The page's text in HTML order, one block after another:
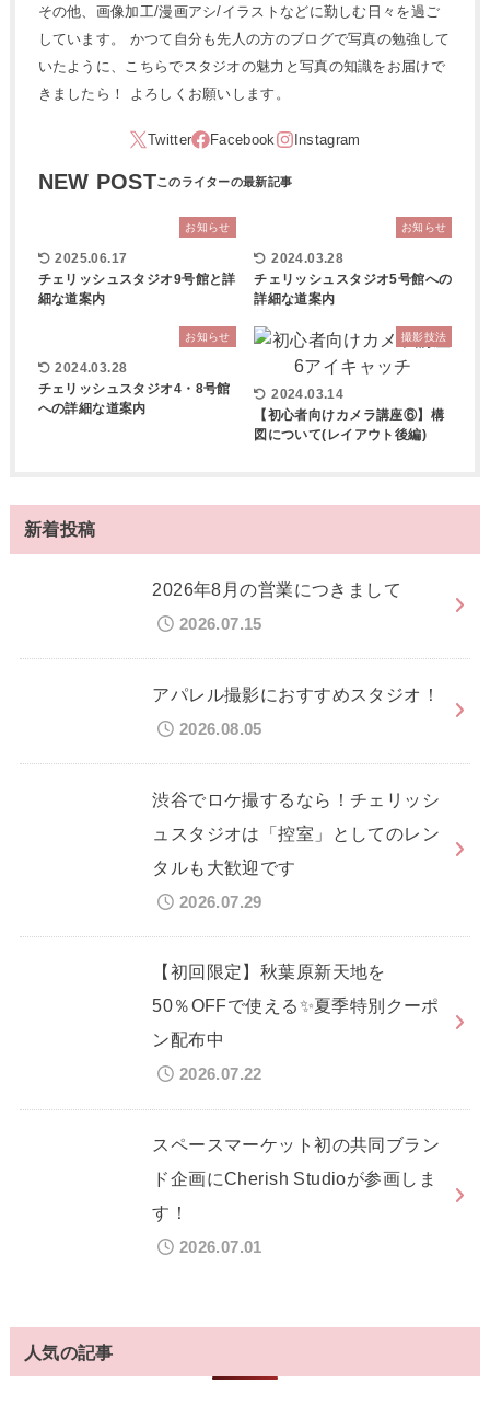
その他、画像加工/漫画アシ/イラストなどに勤しむ日々を過ご
しています。 かつて自分も先人の方のブログで写真の勉強して
いたように、こちらでスタジオの魅力と写真の知識をお届けで
きましたら！ よろしくお願いします。
NEW POST
お知らせ
2025.06.17
チェリッシュスタジオ9号館と詳
細な道案内
お知らせ
2024.03.28
チェリッシュスタジオ5号館への
詳細な道案内
お知らせ
2024.03.28
チェリッシュスタジオ4・8号館
への詳細な道案内
撮影技法
2024.03.14
【初心者向けカメラ講座⑥】構
図について(レイアウト後編)
新着投稿
2026年8月の営業につきまして
2026.07.15
アパレル撮影におすすめスタジオ！
2026.08.05
渋谷でロケ撮するなら！チェリッシ
ュスタジオは「控室」としてのレン
タルも大歓迎です
2026.07.29
【初回限定】秋葉原新天地を
50％OFFで使える✨夏季特別クーポ
ン配布中
2026.07.22
スペースマーケット初の共同ブラン
ド企画にCherish Studioが参画しま
す！
2026.07.01
人気の記事